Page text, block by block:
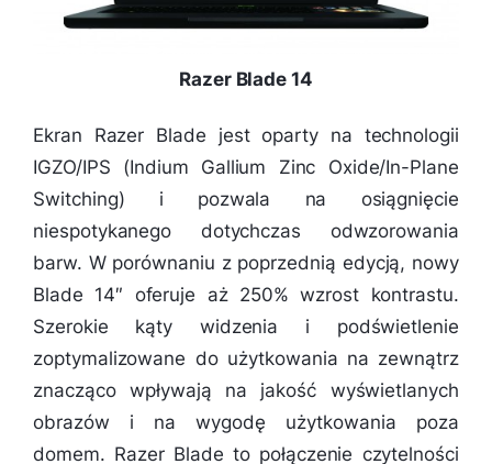
Razer Blade 14
Ekran Razer Blade jest oparty na technologii
IGZO/IPS (Indium Gallium Zinc Oxide/In-Plane
Switching) i pozwala na osiągnięcie
niespotykanego dotychczas odwzorowania
barw. W porównaniu z poprzednią edycją, nowy
Blade 14″ oferuje aż 250% wzrost kontrastu.
Szerokie kąty widzenia i podświetlenie
zoptymalizowane do użytkowania na zewnątrz
znacząco wpływają na jakość wyświetlanych
obrazów i na wygodę użytkowania poza
domem. Razer Blade to połączenie czytelności